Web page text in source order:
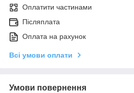
Оплатити частинами
Післяплата
Оплата на рахунок
Всі умови оплати
Умови повернення